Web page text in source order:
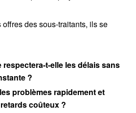
offres des sous-traitants, ils se
respectera-t-elle les délais sans
?
problèmes rapidement et
coûteux ?